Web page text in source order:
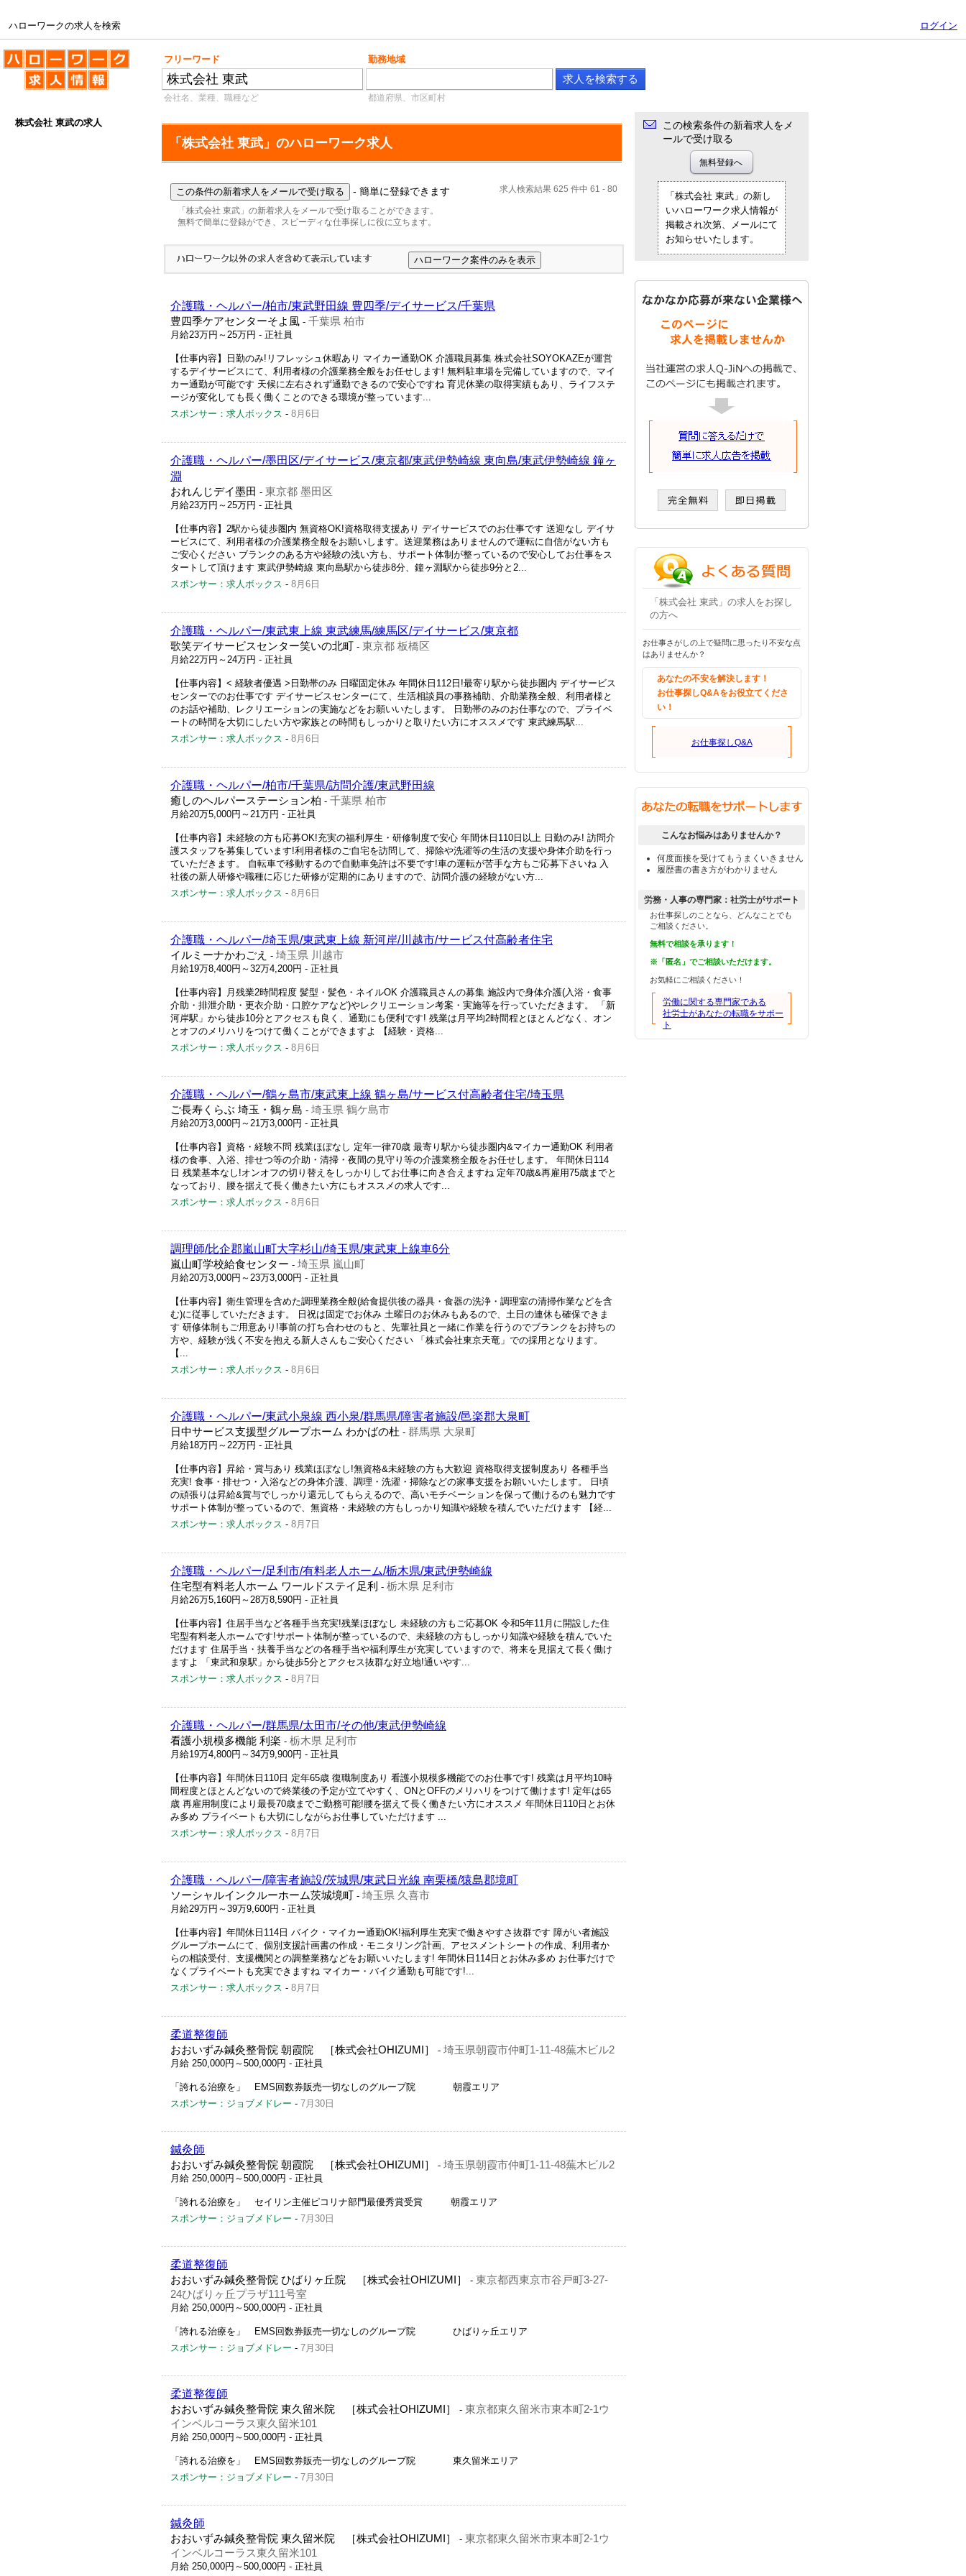
ハローワークの求人を検索 ログイン
ハローワークの求人を検索 フリーワード 勤務地域
会社名、業種、職種など 都道府県、市区町村
株式会社 東武の求人
「株式会社 東武」のハローワーク求人
求人検索結果 625 件中 61 - 80
- 簡単に登録できます
「株式会社 東武」の新着求人をメールで受け取ることができます。
無料で簡単に登録ができ、スピーディな仕事探しに役に立ちます。
介護職・ヘルパー/柏市/東武野田線 豊四季/デイサービス/千葉県
豊四季ケアセンターそよ風 - 千葉県 柏市
月給23万円～25万円 - 正社員
【仕事内容】日勤のみ!リフレッシュ休暇あり マイカー通勤OK 介護職員募集 株式会社SOYOKAZEが運営
するデイサービスにて、利用者様の介護業務全般をお任せします! 無料駐車場を完備していますので、マイ
カー通勤が可能です 天候に左右されず通勤できるので安心ですね 育児休業の取得実績もあり、ライフステ
ージが変化しても長く働くことのできる環境が整っています...
スポンサー：求人ボックス - 8月6日
介護職・ヘルパー/墨田区/デイサービス/東京都/東武伊勢崎線 東向島/東武伊勢崎線 鐘ヶ
淵
おれんじデイ墨田 - 東京都 墨田区
月給23万円～25万円 - 正社員
【仕事内容】2駅から徒歩圏内 無資格OK!資格取得支援あり デイサービスでのお仕事です 送迎なし デイサ
ービスにて、利用者様の介護業務全般をお願いします。送迎業務はありませんので運転に自信がない方も
ご安心ください ブランクのある方や経験の浅い方も、サポート体制が整っているので安心してお仕事をス
タートして頂けます 東武伊勢崎線 東向島駅から徒歩8分、鐘ヶ淵駅から徒歩9分と2...
スポンサー：求人ボックス - 8月6日
介護職・ヘルパー/東武東上線 東武練馬/練馬区/デイサービス/東京都
歌笑デイサービスセンター笑いの北町 - 東京都 板橋区
月給22万円～24万円 - 正社員
【仕事内容】< 経験者優遇 >日勤帯のみ 日曜固定休み 年間休日112日!最寄り駅から徒歩圏内 デイサービス
センターでのお仕事です デイサービスセンターにて、生活相談員の事務補助、介助業務全般、利用者様と
のお話や補助、レクリエーションの実施などをお願いいたします。 日勤帯のみのお仕事なので、プライベ
ートの時間を大切にしたい方や家族との時間もしっかりと取りたい方にオススメです 東武練馬駅...
スポンサー：求人ボックス - 8月6日
介護職・ヘルパー/柏市/千葉県/訪問介護/東武野田線
癒しのヘルパーステーション柏 - 千葉県 柏市
月給20万5,000円～21万円 - 正社員
【仕事内容】未経験の方も応募OK!充実の福利厚生・研修制度で安心 年間休日110日以上 日勤のみ! 訪問介
護スタッフを募集しています!利用者様のご自宅を訪問して、掃除や洗濯等の生活の支援や身体介助を行っ
ていただきます。 自転車で移動するので自動車免許は不要です!車の運転が苦手な方もご応募下さいね 入
社後の新人研修や職種に応じた研修が定期的にありますので、訪問介護の経験がない方...
スポンサー：求人ボックス - 8月6日
介護職・ヘルパー/埼玉県/東武東上線 新河岸/川越市/サービス付高齢者住宅
イルミーナかわごえ - 埼玉県 川越市
月給19万8,400円～32万4,200円 - 正社員
【仕事内容】月残業2時間程度 髪型・髪色・ネイルOK 介護職員さんの募集 施設内で身体介護(入浴・食事
介助・排泄介助・更衣介助・口腔ケアなど)やレクリエーション考案・実施等を行っていただきます。 「新
河岸駅」から徒歩10分とアクセスも良く、通勤にも便利です! 残業は月平均2時間程とほとんどなく、オン
とオフのメリハリをつけて働くことができますよ 【経験・資格...
スポンサー：求人ボックス - 8月6日
介護職・ヘルパー/鶴ヶ島市/東武東上線 鶴ヶ島/サービス付高齢者住宅/埼玉県
ご長寿くらぶ 埼玉・鶴ヶ島 - 埼玉県 鶴ケ島市
月給20万3,000円～21万3,000円 - 正社員
【仕事内容】資格・経験不問 残業ほぼなし 定年一律70歳 最寄り駅から徒歩圏内&マイカー通勤OK 利用者
様の食事、入浴、排せつ等の介助・清掃・夜間の見守り等の介護業務全般をお任せします。 年間休日114
日 残業基本なし!オンオフの切り替えをしっかりしてお仕事に向き合えますね 定年70歳&再雇用75歳までと
なっており、腰を据えて長く働きたい方にもオススメの求人です...
スポンサー：求人ボックス - 8月6日
調理師/比企郡嵐山町大字杉山/埼玉県/東武東上線車6分
嵐山町学校給食センター - 埼玉県 嵐山町
月給20万3,000円～23万3,000円 - 正社員
【仕事内容】衛生管理を含めた調理業務全般(給食提供後の器具・食器の洗浄・調理室の清掃作業などを含
む)に従事していただきます。 日祝は固定でお休み 土曜日のお休みもあるので、土日の連休も確保できま
す 研修体制もご用意あり!事前の打ち合わせのもと、先輩社員と一緒に作業を行うのでブランクをお持ちの
方や、経験が浅く不安を抱える新人さんもご安心ください 「株式会社東京天竜」での採用となります。
【...
スポンサー：求人ボックス - 8月6日
介護職・ヘルパー/東武小泉線 西小泉/群馬県/障害者施設/邑楽郡大泉町
日中サービス支援型グループホーム わかばの杜 - 群馬県 大泉町
月給18万円～22万円 - 正社員
【仕事内容】昇給・賞与あり 残業ほぼなし!無資格&未経験の方も大歓迎 資格取得支援制度あり 各種手当
充実! 食事・排せつ・入浴などの身体介護、調理・洗濯・掃除などの家事支援をお願いいたします。 日頃
の頑張りは昇給&賞与でしっかり還元してもらえるので、高いモチベーションを保って働けるのも魅力です
サポート体制が整っているので、無資格・未経験の方もしっかり知識や経験を積んでいただけます 【経...
スポンサー：求人ボックス - 8月7日
介護職・ヘルパー/足利市/有料老人ホーム/栃木県/東武伊勢崎線
住宅型有料老人ホーム ワールドステイ足利 - 栃木県 足利市
月給26万5,160円～28万8,590円 - 正社員
【仕事内容】住居手当など各種手当充実!残業ほぼなし 未経験の方もご応募OK 令和5年11月に開設した住
宅型有料老人ホームです!サポート体制が整っているので、未経験の方もしっかり知識や経験を積んでいた
だけます 住居手当・扶養手当などの各種手当や福利厚生が充実していますので、将来を見据えて長く働け
ますよ 「東武和泉駅」から徒歩5分とアクセス抜群な好立地!通いやす...
スポンサー：求人ボックス - 8月7日
介護職・ヘルパー/群馬県/太田市/その他/東武伊勢崎線
看護小規模多機能 利楽 - 栃木県 足利市
月給19万4,800円～34万9,900円 - 正社員
【仕事内容】年間休日110日 定年65歳 復職制度あり 看護小規模多機能でのお仕事です! 残業は月平均10時
間程度とほとんどないので終業後の予定が立てやすく、ONとOFFのメリハリをつけて働けます! 定年は65
歳 再雇用制度により最長70歳までご勤務可能!腰を据えて長く働きたい方にオススメ 年間休日110日とお休
み多め プライベートも大切にしながらお仕事していただけます ...
スポンサー：求人ボックス - 8月7日
介護職・ヘルパー/障害者施設/茨城県/東武日光線 南栗橋/猿島郡境町
ソーシャルインクルーホーム茨城境町 - 埼玉県 久喜市
月給29万円～39万9,600円 - 正社員
【仕事内容】年間休日114日 バイク・マイカー通勤OK!福利厚生充実で働きやすさ抜群です 障がい者施設
グループホームにて、個別支援計画書の作成・モニタリング計画、アセスメントシートの作成、利用者か
らの相談受付、支援機関との調整業務などをお願いいたします! 年間休日114日とお休み多め お仕事だけで
なくプライベートも充実できますね マイカー・バイク通勤も可能です!...
スポンサー：求人ボックス - 8月7日
柔道整復師
おおいずみ鍼灸整骨院 朝霞院 ［株式会社OHIZUMI］ - 埼玉県朝霞市仲町1-11-48蕪木ビル2
月給 250,000円～500,000円 - 正社員
「誇れる治療を」 EMS回数券販売一切なしのグループ院 朝霞エリア
スポンサー：ジョブメドレー - 7月30日
鍼灸師
おおいずみ鍼灸整骨院 朝霞院 ［株式会社OHIZUMI］ - 埼玉県朝霞市仲町1-11-48蕪木ビル2
月給 250,000円～500,000円 - 正社員
「誇れる治療を」 セイリン主催ピコリナ部門最優秀賞受賞 朝霞エリア
スポンサー：ジョブメドレー - 7月30日
柔道整復師
おおいずみ鍼灸整骨院 ひばりヶ丘院 ［株式会社OHIZUMI］ - 東京都西東京市谷戸町3-27-
24ひばりヶ丘プラザ111号室
月給 250,000円～500,000円 - 正社員
「誇れる治療を」 EMS回数券販売一切なしのグループ院 ひばりヶ丘エリア
スポンサー：ジョブメドレー - 7月30日
柔道整復師
おおいずみ鍼灸整骨院 東久留米院 ［株式会社OHIZUMI］ - 東京都東久留米市東本町2-1ウ
インベルコーラス東久留米101
月給 250,000円～500,000円 - 正社員
「誇れる治療を」 EMS回数券販売一切なしのグループ院 東久留米エリア
スポンサー：ジョブメドレー - 7月30日
鍼灸師
おおいずみ鍼灸整骨院 東久留米院 ［株式会社OHIZUMI］ - 東京都東久留米市東本町2-1ウ
インベルコーラス東久留米101
月給 250,000円～500,000円 - 正社員
この検索条件の新着求人をメ
ールで受け取る
「株式会社 東武」の新し
いハローワーク求人情報が
掲載され次第、メールにて
お知らせいたします。
「株式会社 東武」の求人をお探し
の方へ
お仕事さがしの上で疑問に思ったり不安な点
はありませんか？
あなたの不安を解決します！
お仕事探しQ&Aをお役立てくださ
い！
お仕事探しQ&A
こんなお悩みはありませんか？
何度面接を受けてもうまくいきません
履歴書の書き方がわかりません
労務・人事の専門家：社労士がサポート
お仕事探しのことなら、どんなことでも
ご相談ください。
無料で相談を承ります！
※「匿名」でご相談いただけます。
お気軽にご相談ください！
労働に関する専門家である
社労士があなたの転職をサポー
ト